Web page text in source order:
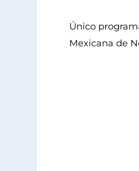
Único
Mexicana de